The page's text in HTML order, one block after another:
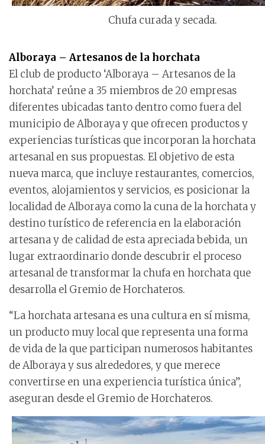
Chufa curada y secada.
Alboraya – Artesanos de la horchata
El club de producto ‘Alboraya – Artesanos de la
horchata’ reúne a 35 miembros de 20 empresas
diferentes ubicadas tanto dentro como fuera del
municipio de Alboraya y que ofrecen productos y
experiencias turísticas que incorporan la horchata
artesanal en sus propuestas. El objetivo de esta
nueva marca, que incluye restaurantes, comercios,
eventos, alojamientos y servicios, es posicionar la
localidad de Alboraya como la cuna de la horchata y
destino turístico de referencia en la elaboración
artesana y de calidad de esta apreciada bebida, un
lugar extraordinario donde descubrir el proceso
artesanal de transformar la chufa en horchata que
desarrolla el Gremio de Horchateros.
“La horchata artesana es una cultura en sí misma,
un producto muy local que representa una forma
de vida de la que participan numerosos habitantes
de Alboraya y sus alrededores, y que merece
convertirse en una experiencia turística única”,
aseguran desde el Gremio de Horchateros.